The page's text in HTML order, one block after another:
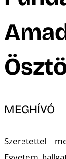
MEGHÍVÓ
Szeretettel